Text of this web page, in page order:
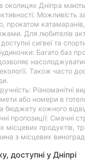
околицях Дніпра
Можливість
прокатом
Для любителів
сигвеї та
Багато баз
Також часто
Різноманітні
або номери в
бюджету кожного
пропозиції: Смачні
місцевих продуктів,
з місцевих
доступні у Дніпрі